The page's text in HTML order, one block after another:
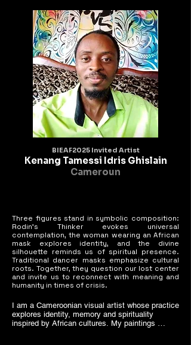
BIEAF2025 Invited Artist
Kenang Tamessi Idris Ghislain
Cameroun
Three figures stand in symbolic composition:
Rodin's Thinker evokes universal
contemplation, the woman wearing an African
mask explores identity, and the divine
silhouette reminds us of spiritual presence.
Traditional dancer masks emphasize cultural
roots. Together, they question our lost center
and invite us to reconnect with meaning and
humanity in times of crisis.
I am a Cameroonian visual artist whose practice
explores identity, memory and spirituality
inspired by African cultures. My paintings